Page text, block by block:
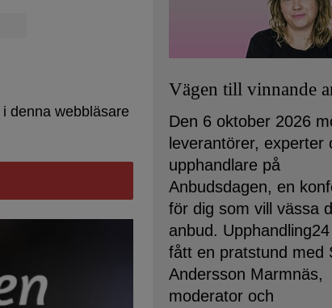
denna webbläsare
Vägen till vinnande
Den 6 oktober 2026
leverantörer, experter
upphandlare på
Anbudsdagen, en
för dig som vill vässa
anbud.
fått en pratstund med
Andersson Marmnäs,
moderator och